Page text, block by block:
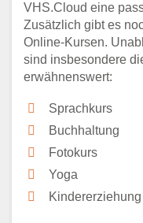
VHS.Cloud eine
Zusätzlich gibt es
Online-Kursen.
sind insbesondere
erwähnenswert:
Sprachkurs
Buchhaltung
Fotokurs
Yoga
Kindererziehung